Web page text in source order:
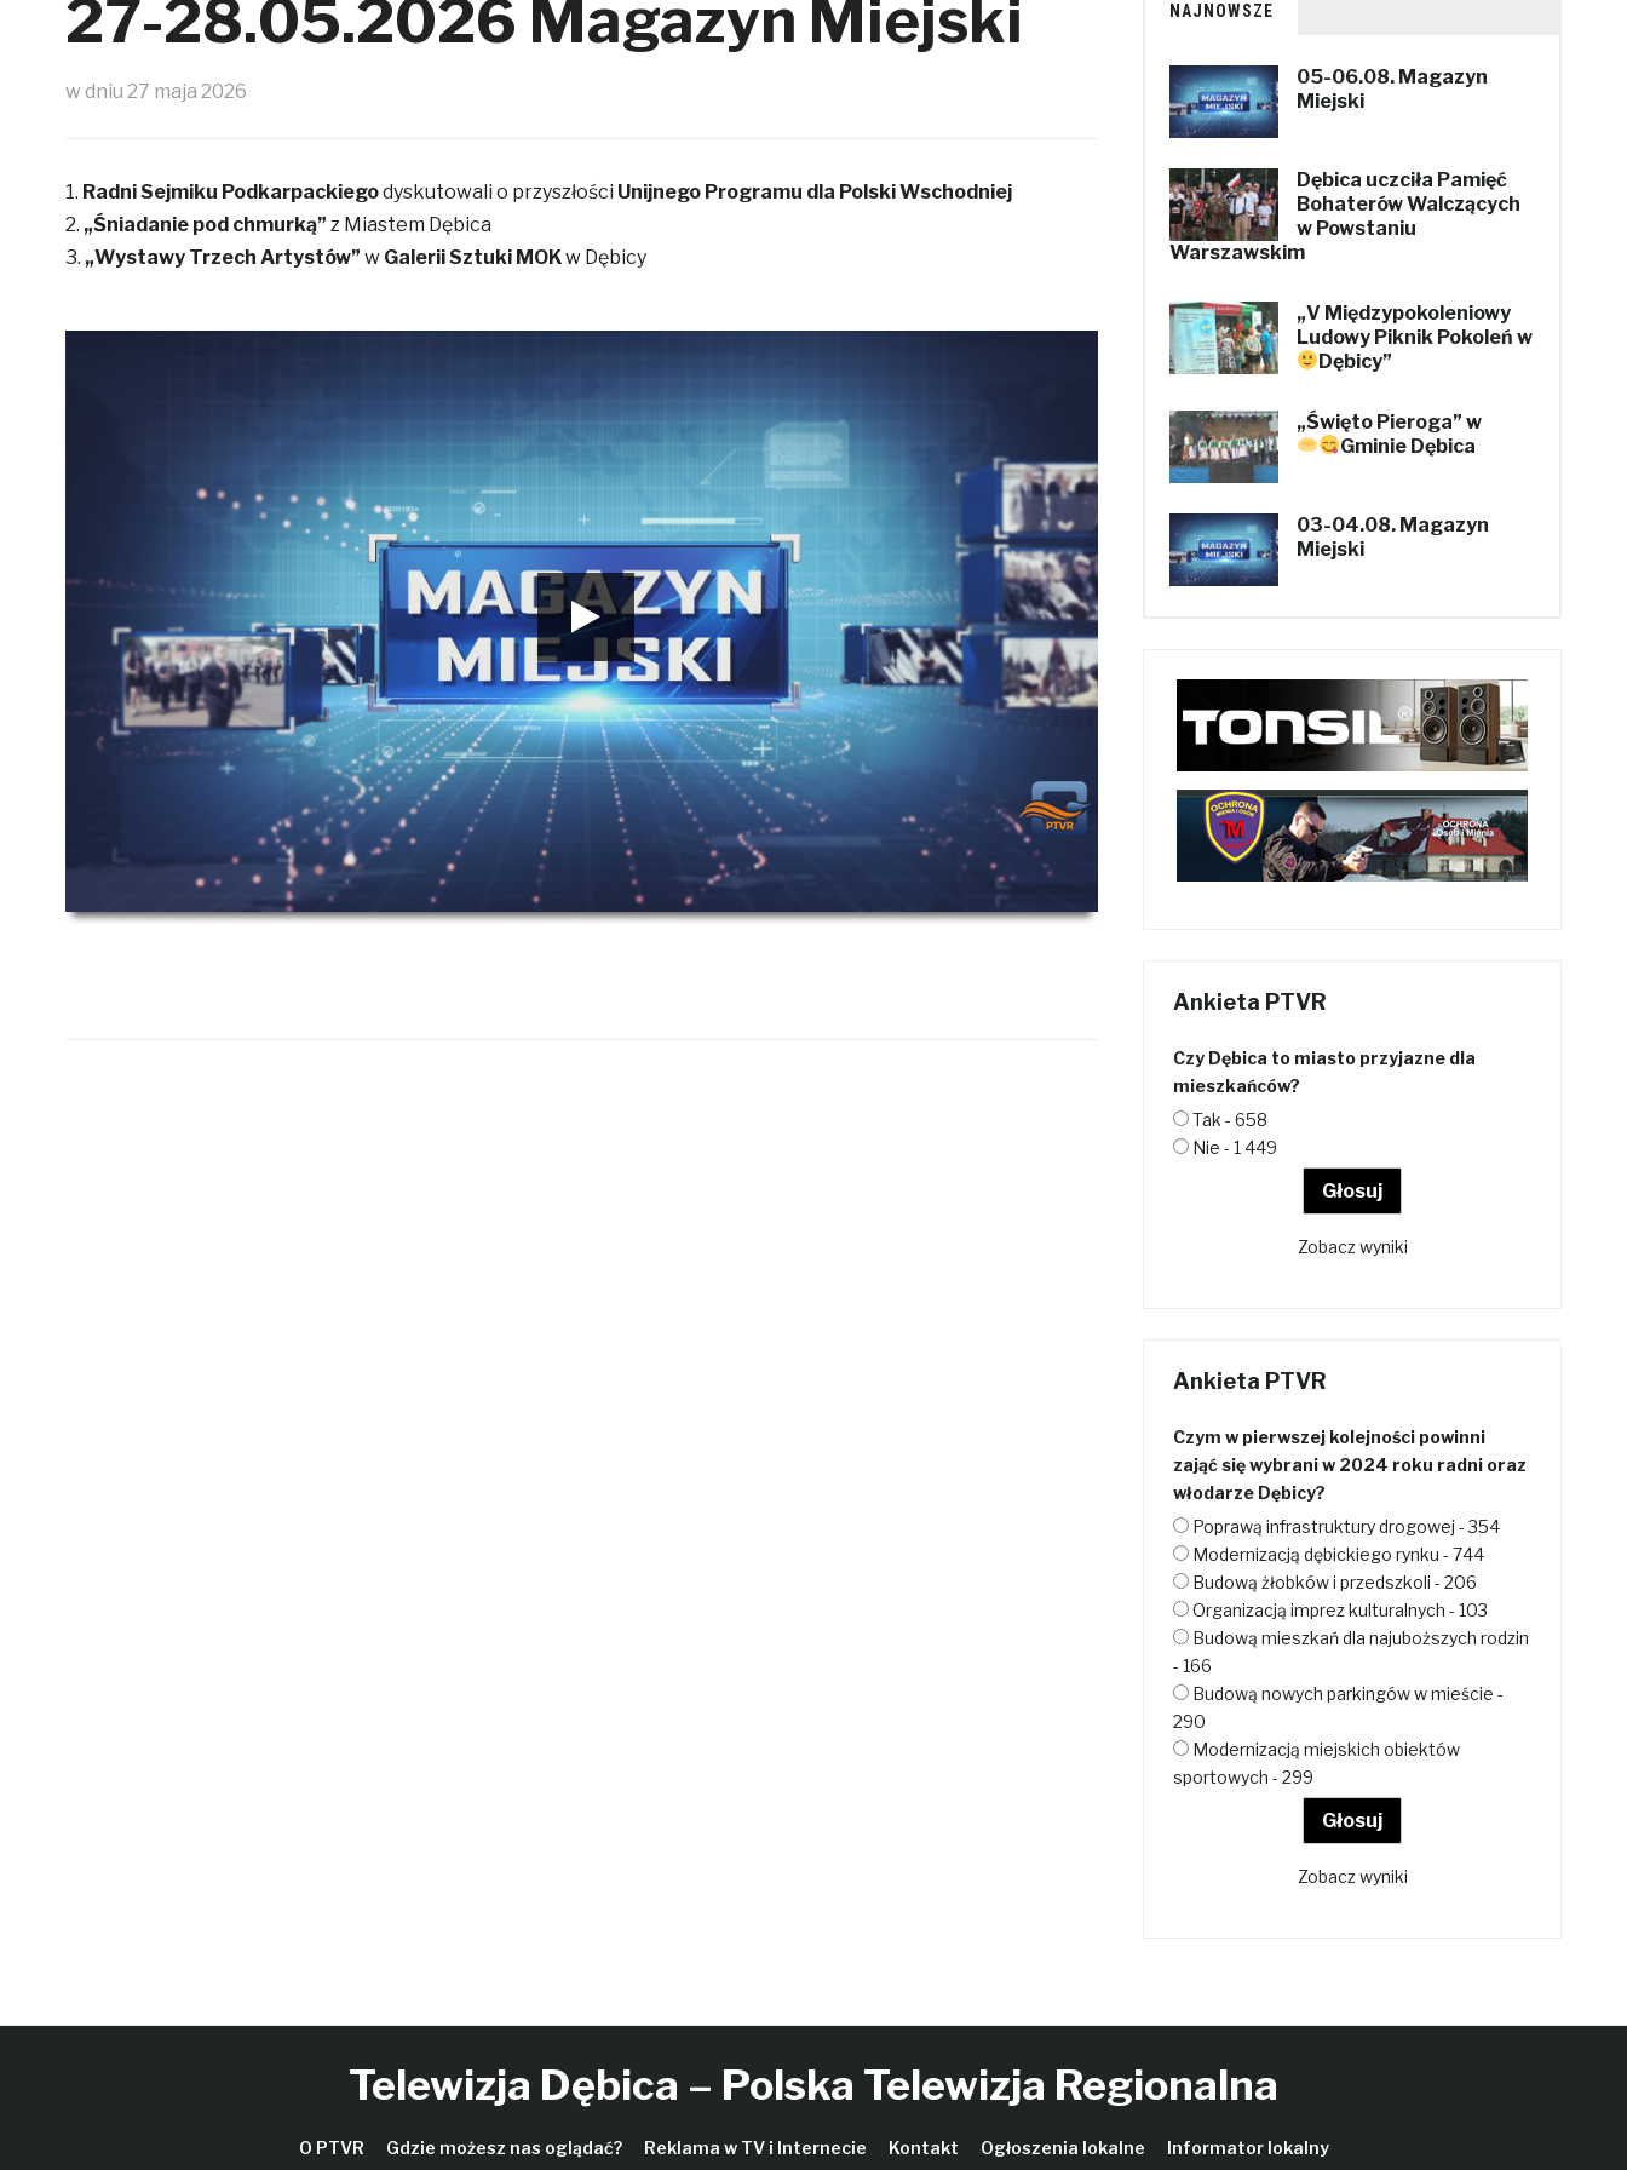
Spela Casino Pl 2025 Review
27-28.05.2026 Magazyn Miejski
w dniu 27 maja 2026
1. Radni Sejmiku Podkarpackiegodyskutowali o przyszłości Unijnego Programu dla Polski Wschodniej
2. „Śniadanie pod chmurką” z Miastem Dębica
3. „Wystawy Trzech Artystów” w Galerii Sztuki MOKw Dębicy
00:00
NAJNOWSZE
05-06.08. Magazyn
Miejski
Dębica uczciła Pamięć
Bohaterów Walczących
w Powstaniu
Warszawskim
„V Międzypokoleniowy
Ludowy Piknik Pokoleń w
Dębicy”
„Święto Pieroga” w
Gminie Dębica
03-04.08. Magazyn
Miejski
Ankieta PTVR
Czy Dębica to miasto przyjazne dla
mieszkańców?
Tak - 658
Nie - 1 449
Zobacz wyniki
Ankieta PTVR
Czym w pierwszej kolejności powinni
zająć się wybrani w 2024 roku radni oraz
włodarze Dębicy?
Poprawą infrastruktury drogowej - 354
Modernizacją dębickiego rynku - 744
Budową żłobków i przedszkoli - 206
Organizacją imprez kulturalnych - 103
Budową mieszkań dla najuboższych rodzin
- 166
Budową nowych parkingów w mieście -
290
Modernizacją miejskich obiektów
sportowych - 299
Zobacz wyniki
Telewizja Dębica – Polska Telewizja Regionalna
O PTVR Gdzie możesz nas oglądać? Reklama w TV i Internecie Kontakt Ogłoszenia lokalne Informator lokalny